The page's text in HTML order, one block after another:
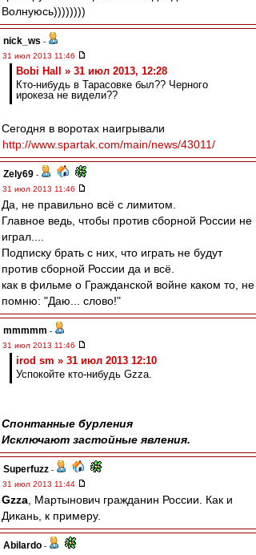
Волнуюсь))))))))
nick_ws -
31 июл 2013 11:46
Bobi Hall » 31 июл 2013, 12:28
Кто-нибудь в Тарасовке был?? Черного
ирокеза не видели??
Сегодня в воротах наигрывали
http://www.spartak.com/main/news/43011/
Zely69 -
31 июл 2013 11:46
Да, не правильно всё с лимитом.
Главное ведь, чтобы против сборной России не
играл....
Подписку брать с них, что играть не будут
против сборной России да и всё.
как в фильме о Гражданской войне каком то, не
помню: "Даю... слово!"
mmmmm -
31 июл 2013 11:46
irod sm » 31 июл 2013 12:10
Успокойте кто-нибудь Gzza.
Спонтанные бурления
Исключают застойные явления.
Superfuzz -
31 июл 2013 11:44
Gzza , Мартынович гражданин России. Как и
Дикань, к примеру.
Abilardo -